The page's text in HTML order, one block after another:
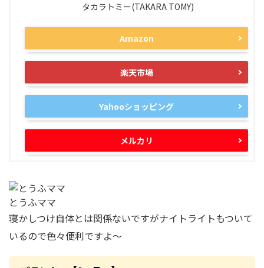
タカラトミー(TAKARA TOMY)
Amazon
楽天市場
Yahooショッピング
メルカリ
とうふママ
寝かしつけ自体とは関係ないですがナイトライトもついて
いるので色々便利ですよ〜